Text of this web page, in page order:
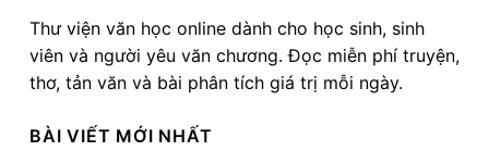
Thư viện văn học online dành cho học sinh, sinh
viên và người yêu văn chương. Đọc miễn phí truyện,
thơ, tản văn và bài phân tích giá trị mỗi ngày.
BÀI VIẾT MỚI NHẤT